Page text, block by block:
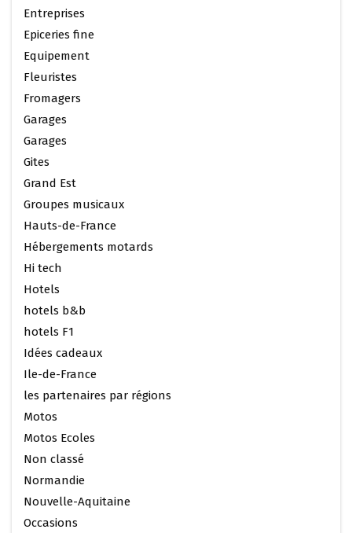
Entreprises
Epiceries fine
Equipement
Fleuristes
Fromagers
Garages
Garages
Gites
Grand Est
Groupes musicaux
Hauts-de-France
Hébergements motards
Hi tech
Hotels
hotels b&b
hotels F1
Idées cadeaux
Ile-de-France
les partenaires par régions
Motos
Motos Ecoles
Non classé
Normandie
Nouvelle-Aquitaine
Occasions